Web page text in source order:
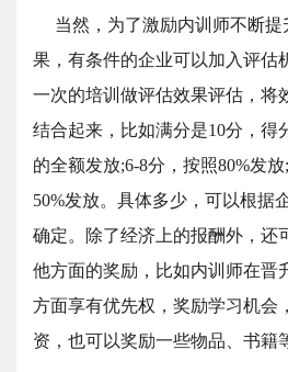
当然，为了激励内训师不断提
果，有条件的企业可以加入评估
一次的培训做评估效果评估，将
结合起来，比如满分是10分，得
的全额发放;6-8分，按照80%发
50%发放。具体多少，可以根据
确定。除了经济上的报酬外，还
他方面的奖励，比如内训师在晋
方面享有优先权，奖励学习机会
资，也可以奖励一些物品、书籍